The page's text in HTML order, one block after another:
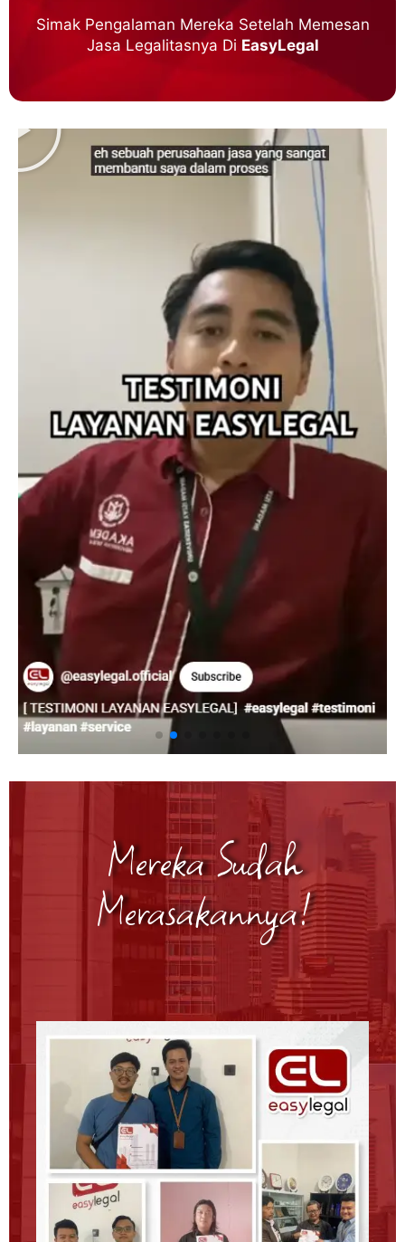
Simak Pengalaman Mereka Setelah Memesan
Jasa Legalitasnya Di EasyLegal
Mereka Sudah
Merasakannya!